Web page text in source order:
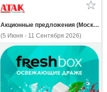
Акционные предложения (Москва и МО)
(5 Июня - 11 Сентября 2026)